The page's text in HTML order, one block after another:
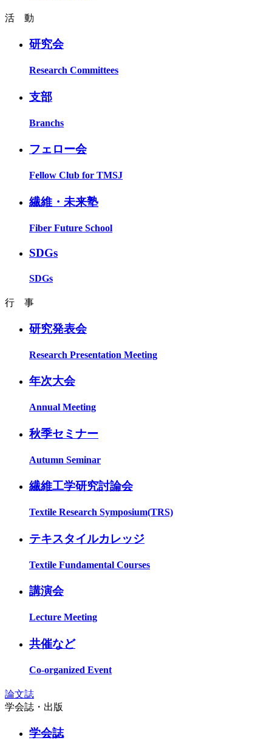
活 動
研究会
Research Committees
支部
Branchs
フェロー会
Fellow Club for TMSJ
繊維・未来塾
Fiber Future School
SDGs
SDGs
行 事
研究発表会
Research Presentation Meeting
年次大会
Annual Meeting
秋季セミナー
Autumn Seminar
繊維工学研究討論会
Textile Research Symposium(TRS)
テキスタイルカレッジ
Textile Fundamental Courses
講演会
Lecture Meeting
共催など
Co-organized Event
論文誌
学会誌・出版
学会誌